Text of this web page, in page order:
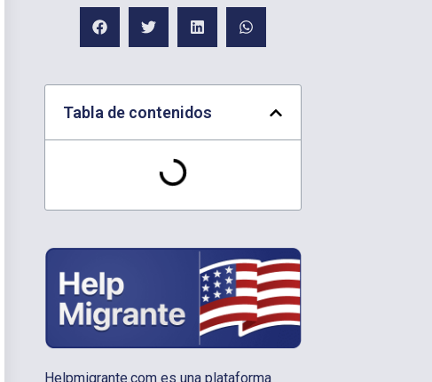
Tabla de contenidos
Helpmigrante.com es una plataforma